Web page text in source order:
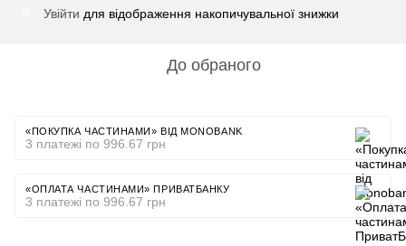
Увійти для відображення накопичувальної знижки
До обраного
«ПОКУПКА ЧАСТИНАМИ» ВІД MONOBANK
3 платежі по 996.67 грн
«ОПЛАТА ЧАСТИНАМИ» ПРИВАТБАНКУ
3 платежі по 996.67 грн